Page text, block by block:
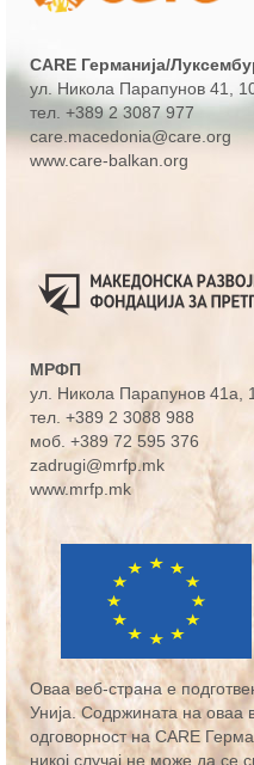
CARE Германија/
ул. Никола Парапунов 41
,
тел. +389 2 3087 977
care.macedonia@care.org
www.care-balkan.org
МРФП
ул. Никола Парапунов 41а
тел. +389 2 3088 988
моб. +389 72 595 376
zadrugi@mrfp.mk
www.mrfp.mk
Оваа веб-страна е
Унија. Содржината на оваа
одговорност на CARE
никој случај не може да се